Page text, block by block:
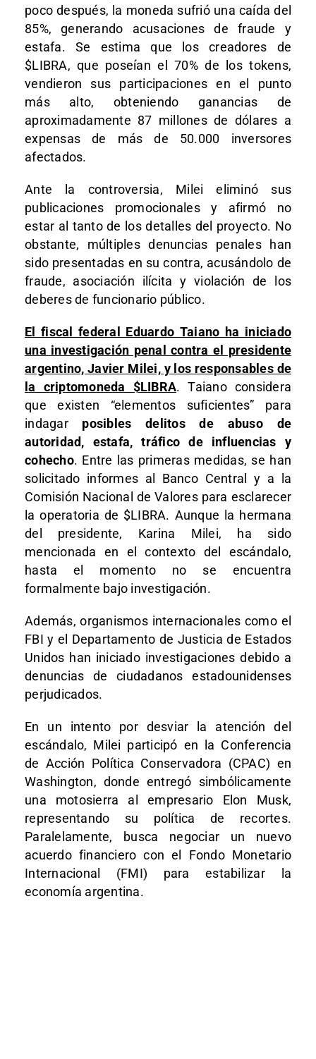
poco después, la moneda sufrió una caída del
85%, generando acusaciones de fraude y
estafa. Se estima que los creadores de
$LIBRA, que poseían el 70% de los tokens,
vendieron sus participaciones en el punto
más alto, obteniendo ganancias de
aproximadamente 87 millones de dólares a
expensas de más de 50.000 inversores
afectados.
Ante la controversia, Milei eliminó sus
publicaciones promocionales y afirmó no
estar al tanto de los detalles del proyecto. No
obstante, múltiples denuncias penales han
sido presentadas en su contra, acusándolo de
fraude, asociación ilícita y violación de los
deberes de funcionario público.
El fiscal federal Eduardo Taiano ha iniciado
una investigación penal contra el presidente
argentino, Javier Milei, y los responsables de
la criptomoneda $LIBRA. Taiano considera
que existen “elementos suficientes” para
indagar posibles delitos de abuso de
autoridad, estafa, tráfico de influencias y
cohecho. Entre las primeras medidas, se han
solicitado informes al Banco Central y a la
Comisión Nacional de Valores para esclarecer
la operatoria de $LIBRA. Aunque la hermana
del presidente, Karina Milei, ha sido
mencionada en el contexto del escándalo,
hasta el momento no se encuentra
formalmente bajo investigación.
Además, organismos internacionales como el
FBI y el Departamento de Justicia de Estados
Unidos han iniciado investigaciones debido a
denuncias de ciudadanos estadounidenses
perjudicados.
En un intento por desviar la atención del
escándalo, Milei participó en la Conferencia
de Acción Política Conservadora (CPAC) en
Washington, donde entregó simbólicamente
una motosierra al empresario Elon Musk,
representando su política de recortes.
Paralelamente, busca negociar un nuevo
acuerdo financiero con el Fondo Monetario
Internacional (FMI) para estabilizar la
economía argentina.